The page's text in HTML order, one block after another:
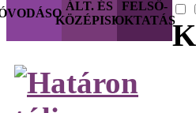
ÁLT. ÉS
KÖZÉPISK.
FELSŐ-
OKTATÁS